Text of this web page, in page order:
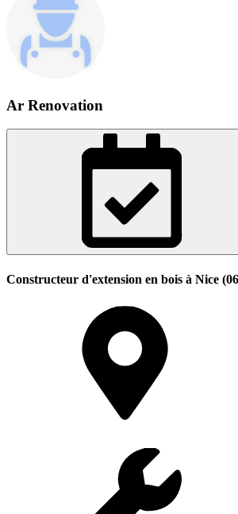
Ar Renovation
Constructeur d'extension en bois à Nice